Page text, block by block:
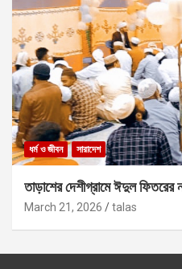
ধর্ম ও জীবন সারাদেশ
তাড়াশের দেশীগ্রামে ঈদুল ফিতরের
March 21, 2026 talas